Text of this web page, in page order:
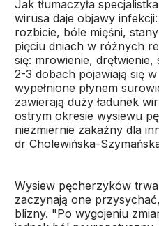
Jak tłumaczyła
wirusa daje objawy
rozbicie, bóle mięśni,
pięciu dniach w różnych
się: mrowienie,
2-3 dobach pojawiają się
wypełnione płynem
zawierają duży ładunek
ostrym okresie wysiewu
niezmiernie zakaźny dla
dr Cholewińska-
Wysiew pęcherzyków
zaczynają one
blizny. "Po wygojeniu